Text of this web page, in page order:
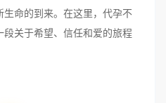
命的到来。在这里，代孕不
关于希望、信任和爱的旅程